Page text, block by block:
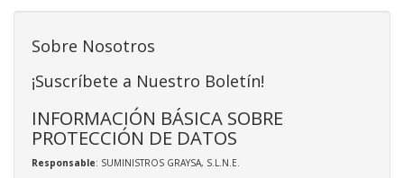
Sobre Nosotros
¡Suscríbete a Nuestro Boletín!
INFORMACIÓN BÁSICA SOBRE
PROTECCIÓN DE DATOS
Responsable: SUMINISTROS GRAYSA, S.L.N.E.